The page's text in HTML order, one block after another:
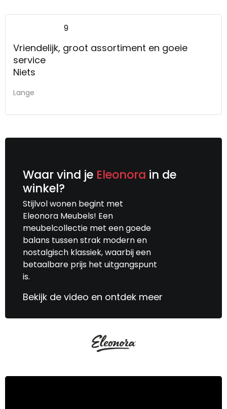
9
Vriendelijk, groot assortiment en goeie
service
Niets
Lange
Waar vind je Eleonora in de
winkel?
Stijlvol wonen begint met
Eleonora Meubels! Een
meubelcollectie met een goede
balans tussen strak modern en
nostalgisch klassiek, waarbij een
betaalbare prijs het uitgangspunt
is.
Bekijk de video en ontdek meer